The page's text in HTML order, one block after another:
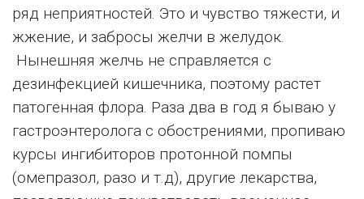
ряд неприятностей. Это и чувство тяжести, и
жжение, и забросы желчи в желудок.
Нынешняя желчь не справляется с
дезинфекцией кишечника, поэтому растет
патогенная флора. Раза два в год я бываю у
гастроэнтеролога с обострениями, пропиваю
курсы ингибиторов протонной помпы
(омепразол, разо и т.д), другие лекарства,